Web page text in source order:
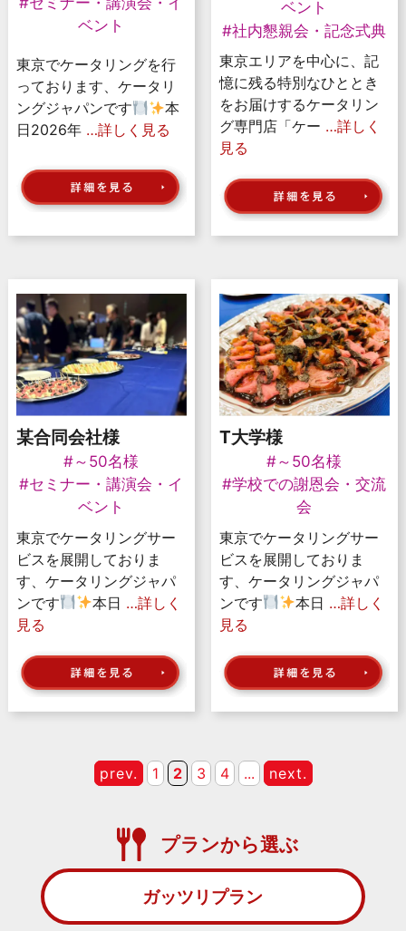
ベント
東京でケータリングを行
っております、ケータリ
ングジャパンです
本
日2026年 …詳しく見る
ベント
#社内懇親会・記念式典
東京エリアを中心に、記
憶に残る特別なひととき
をお届けするケータリン
グ専門店「ケー …詳しく
見る
某合同会社様
#～50名様
#セミナー・講演会・イ
ベント
東京でケータリングサー
ビスを展開しておりま
す、ケータリングジャパ
ンです
本日 …詳しく
見る
T大学様
#～50名様
#学校での謝恩会・交流
会
東京でケータリングサー
ビスを展開しておりま
す、ケータリングジャパ
ンです
本日 …詳しく
見る
prev. 1 2 3 4 ... next.
プランから選ぶ
ガッツリプラン